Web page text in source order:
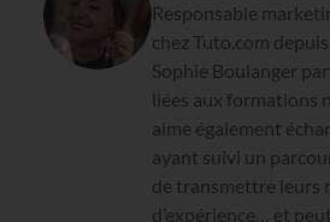
Responsable
chez Tuto.com
Sophie Boulanger
liées aux formations
aime également
ayant suivi un
de transmettre leurs
d’expérience… et